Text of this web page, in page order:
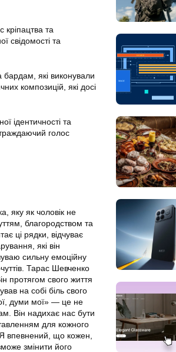
та
свідомості та
які виконували
композицій, які досі
ідентичності та
голос
яку як чоловік не
благородством та
ці рядки, відчуває
які він
сильну емоційну
Тарас Шевченко
протягом свого життя
на собі біль свого
думи мої» — це не
Він надихає нас бути
для кожного
Я впевнений, що кожен,
змінити його